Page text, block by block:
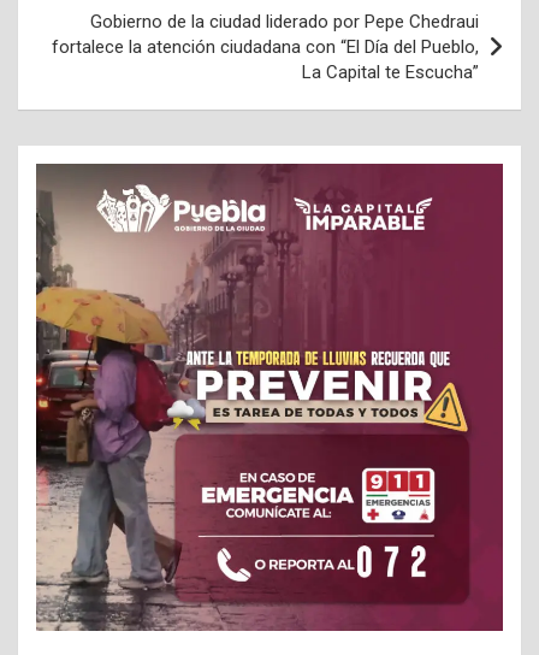
Gobierno de la ciudad liderado por Pepe Chedraui
fortalece la atención ciudadana con “El Día del Pueblo,
La Capital te Escucha”